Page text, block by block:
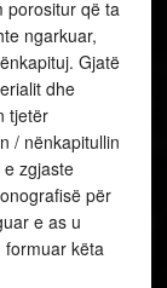
porositur që ta
ngarkuar,
Gjatë
dhe
tjetër
/ nënkapitullin
zgjaste
për
e as u
këta